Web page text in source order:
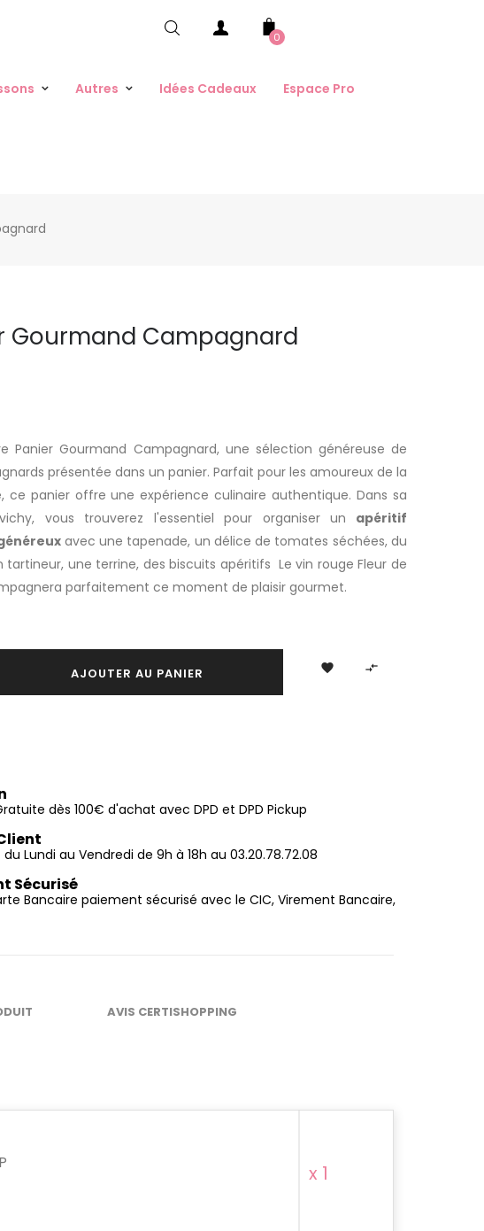
0
Autres Idées Cadeaux Espace Pro
Gourmand Campagnard
Panier Gourmand Campagnard, une sélection généreuse de
présentée dans un panier. Parfait pour les amoureux de la
ce panier offre une expérience culinaire authentique. Dans sa
vous trouverez l'essentiel pour organiser un apéritif
avec une tapenade, un délice de tomates séchées, du
tartineur, une terrine, des biscuits apéritifs Le vin rouge Fleur de
parfaitement ce moment de plaisir gourmet.
AJOUTER AU PANIER  
dès 100€ d'achat avec DPD et DPD Pickup
Lundi au Vendredi de 9h à 18h au 03.20.78.72.08
Sécurisé
Bancaire paiement sécurisé avec le CIC, Virement Bancaire,
AVIS CERTISHOPPING
x 1